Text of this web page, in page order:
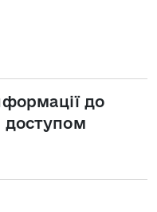
до
доступом